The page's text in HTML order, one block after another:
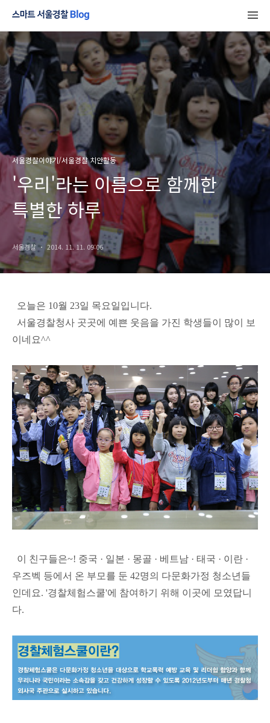
서울경찰이야기/서울경찰 치안활동
'우리'라는 이름으로 함께한
특별한 하루
서울경찰 2014. 11. 11. 09:06
오늘은 10월 23일 목요일입니다.
서울경찰청사 곳곳에 예쁜 웃음을 가진 학생들이 많이 보
이네요^^
이 친구들은~! 중국 · 일본 · 몽골 · 베트남 · 태국 · 이란 ·
우즈벡 등에서 온 부모를 둔 42명의 다문화가정 청소년들
인데요. '경찰체험스쿨'에 참여하기 위해 이곳에 모였답니
다.